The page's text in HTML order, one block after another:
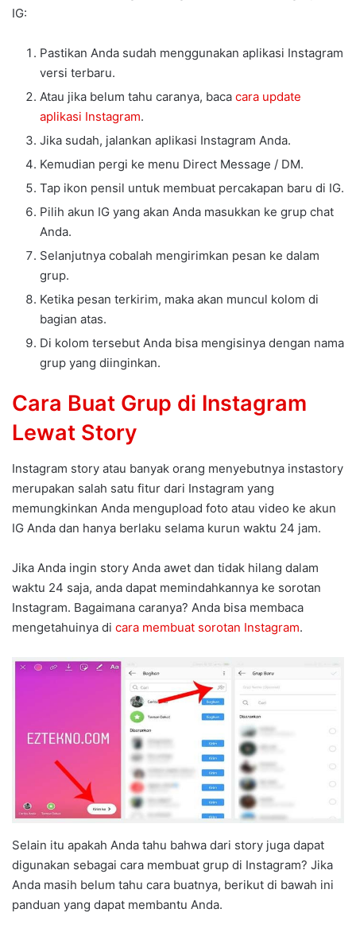
IG:
Pastikan Anda sudah menggunakan aplikasi Instagram
versi terbaru.
Atau jika belum tahu caranya, baca cara update
aplikasi Instagram.
Jika sudah, jalankan aplikasi Instagram Anda.
Kemudian pergi ke menu Direct Message / DM.
Tap ikon pensil untuk membuat percakapan baru di IG.
Pilih akun IG yang akan Anda masukkan ke grup chat
Anda.
Selanjutnya cobalah mengirimkan pesan ke dalam
grup.
Ketika pesan terkirim, maka akan muncul kolom di
bagian atas.
Di kolom tersebut Anda bisa mengisinya dengan nama
grup yang diinginkan.
Cara Buat Grup di Instagram
Lewat Story
Instagram story atau banyak orang menyebutnya instastory
merupakan salah satu fitur dari Instagram yang
memungkinkan Anda mengupload foto atau video ke akun
IG Anda dan hanya berlaku selama kurun waktu 24 jam.
Jika Anda ingin story Anda awet dan tidak hilang dalam
waktu 24 saja, anda dapat memindahkannya ke sorotan
Instagram. Bagaimana caranya? Anda bisa membaca
mengetahuinya di cara membuat sorotan Instagram.
Selain itu apakah Anda tahu bahwa dari story juga dapat
digunakan sebagai cara membuat grup di Instagram? Jika
Anda masih belum tahu cara buatnya, berikut di bawah ini
panduan yang dapat membantu Anda.